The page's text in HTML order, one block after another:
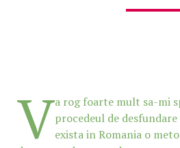
Va rog foarte mult sa-mi
procedeul de
exista in Romania o